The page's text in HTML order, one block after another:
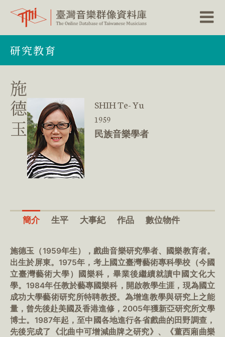
要
研究教育
施
德
玉
SHIH Te- Yu
1959
民族音樂學者
簡介 生平 大事紀 作品 數位物件
施德玉（1959年生），戲曲音樂研究學者、國樂教育者。
出生於屏東。1975年，考上國立臺灣藝術專科學校（今國
立臺灣藝術大學）國樂科，畢業後繼續就讀中國文化大
學。1984年任教於藝專國樂科，開啟教學生涯，現為國立
成功大學藝術研究所特聘教授。為增進教學與研究上之能
量，曾先後赴美國及香港進修，2005年獲新亞研究所文學
博士。1987年起，至中國各地進行各省戲曲的田野調查，
先後完成了《北曲中可增減曲牌之研究》、《董西廂曲樂